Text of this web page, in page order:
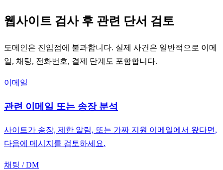
웹사이트 검사 후 관련 단서 검토
도메인은 진입점에 불과합니다. 실제 사건은 일반적으로 이메
일, 채팅, 전화번호, 결제 단계도 포함합니다.
이메일
관련 이메일 또는 송장 분석
사이트가 송장, 제한 알림, 또는 가짜 지원 이메일에서 왔다면,
다음에 메시지를 검토하세요.
채팅 / DM